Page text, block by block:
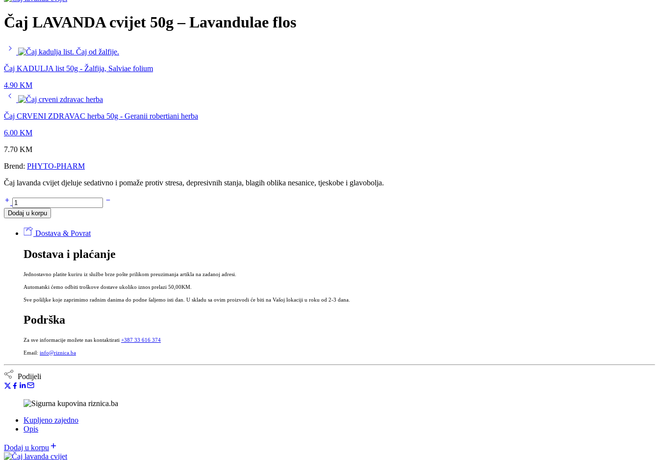
Čaj LAVANDA cvijet 50g – Lavandulae flos
Čaj KADULJA list 50g - Žalfija, Salviae folium
4.90 KM
Čaj CRVENI ZDRAVAC herba 50g - Geranii robertiani herba
6.00 KM
7.70 KM
Brend: PHYTO-PHARM
Čaj lavanda cvijet djeluje sedativno i pomaže protiv stresa, depresivnih stanja, blagih oblika nesanice, tjeskobe i glavobolja.
Čaj
LAVANDA
cvijet
količina
Dodaj u korpu
Dostava & Povrat
Dostava i plaćanje
Jednostavno platite kuriru iz službe brze pošte prilikom preuzimanja artikla na zadanoj adresi.
Automatski ćemo odbiti troškove dostave ukoliko iznos prelazi 50,00KM.
Sve pošiljke koje zaprimimo radnim danima do podne šaljemo isti dan. U skladu sa ovim proizvodi će biti na Vašoj lokaciji u roku od 2-3 dana.
Podrška
Za sve informacije možete nas kontaktirati +387 33 616 374
Email: info@riznica.ba
Podijeli
Kupljeno zajedno
Opis
Dodaj u korpu